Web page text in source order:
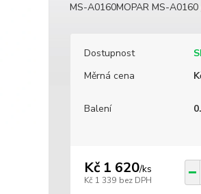
MS-A0160MOPAR MS-A0160
Dostupnost
Měrná cena
Balení
Kč 1 620/ks
Kč 1 339 bez DPH